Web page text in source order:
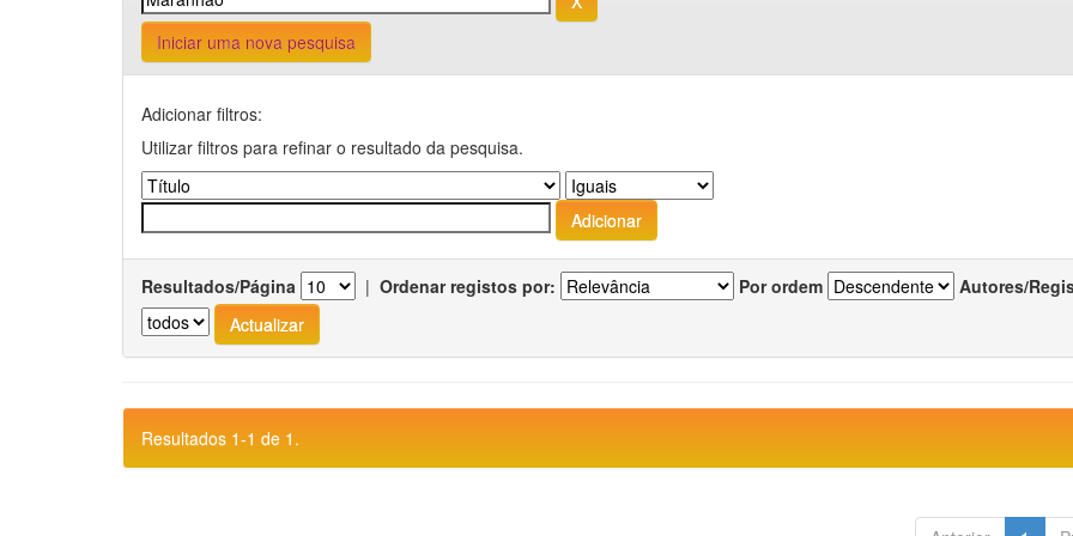
Iniciar uma nova pesquisa
Adicionar filtros:
Utilizar filtros para refinar o resultado da pesquisa.
Resultados/Página | Ordenar registos por: Por ordem Autores/
Resultados 1-1 de 1.